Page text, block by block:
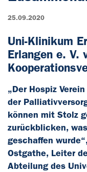
25.09.2020
Uni-Klinikum
Erlangen e. V.
„Der Hospiz
der
können mit Stolz
zurückblicken,
geschaffen
Ostgathe, Leiter
Abteilung des